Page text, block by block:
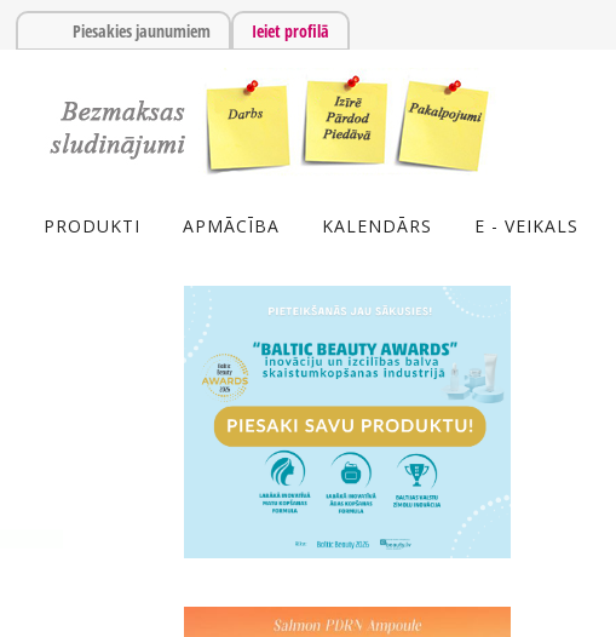
Piesakies jaunumiem Ieiet profilā
PRODUKTI APMĀCĪBA KALENDĀRS E - VEIKALS